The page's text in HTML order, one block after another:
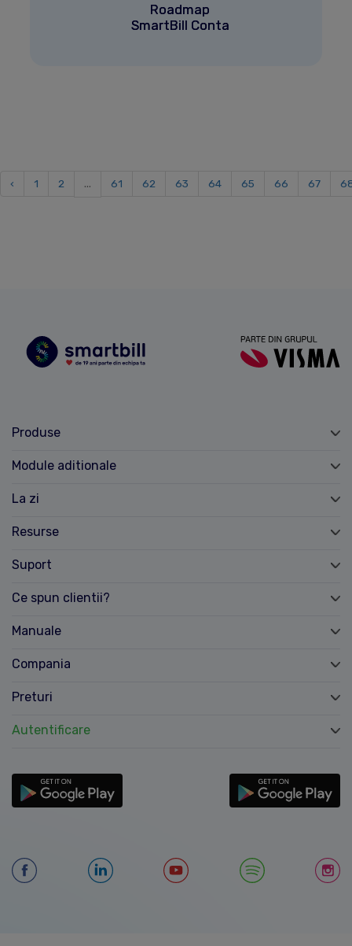
Roadmap
SmartBill Conta
‹ 1 2 ... 61 62 63 64 65 66 67
Produse
Module aditionale
La zi
Resurse
Suport
Ce spun clientii?
Manuale
Compania
Preturi
Autentificare